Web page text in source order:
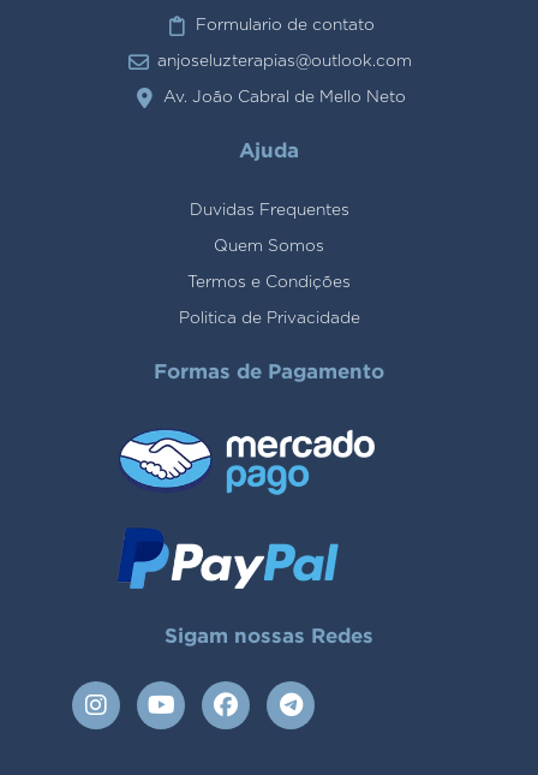
Formulario de contato
anjoseluzterapias@outlook.com
Av. João Cabral de Mello Neto
Ajuda
Duvidas Frequentes
Quem Somos
Termos e Condições
Politica de Privacidade
Formas de Pagamento
Sigam nossas Redes
I
n
Y
o
F
a
T
e